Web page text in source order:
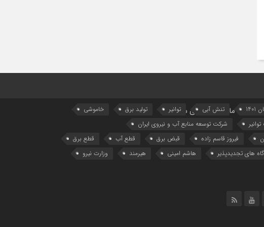
تماس با ما پیوندهای سایت
تنش آبی توانیر تولید برق
خاموشی
شرکت توسعه منابع آب و نیروی ایران
فیروز قاسم زاده قبض برق قطع آب
قطع برق
های تجدیدپذیر هاشم امینی هیرمند
وزارت نیرو